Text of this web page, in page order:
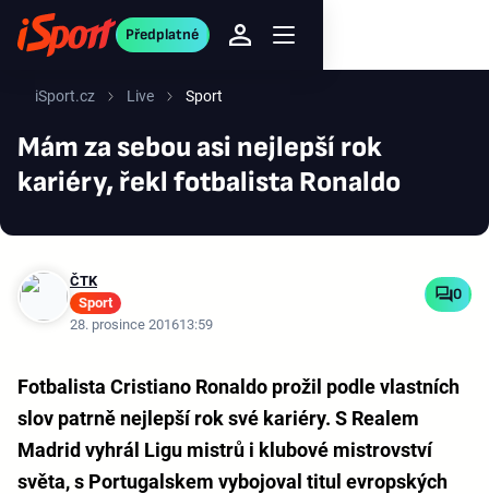
Předplatné
iSport.cz Live Sport
Mám za sebou asi nejlepší rok
kariéry, řekl fotbalista Ronaldo
ČTK
Sport
28. prosince 201613:59
0
Fotbalista Cristiano Ronaldo prožil podle vlastních
slov patrně nejlepší rok své kariéry. S Realem
Madrid vyhrál Ligu mistrů i klubové mistrovství
světa, s Portugalskem vybojoval titul evropských